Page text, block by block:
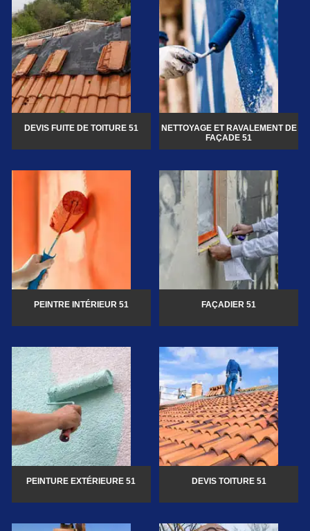
DEVIS FUITE DE TOITURE 51
NETTOYAGE ET RAVALEMENT DE
FAÇADE 51
PEINTRE INTÉRIEUR 51 FAÇADIER 51
PEINTURE EXTÉRIEURE 51 DEVIS TOITURE 51